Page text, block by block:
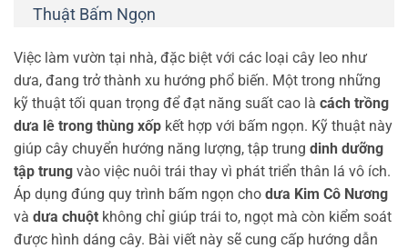
Thuật Bấm Ngọn
Việc làm vườn tại nhà, đặc biệt với các loại cây leo như
dưa, đang trở thành xu hướng phổ biến. Một trong những
kỹ thuật tối quan trọng để đạt năng suất cao là cách trồng
dưa lê trong thùng xốp kết hợp với bấm ngọn. Kỹ thuật này
giúp cây chuyển hướng năng lượng, tập trung dinh dưỡng
tập trung vào việc nuôi trái thay vì phát triển thân lá vô ích.
Áp dụng đúng quy trình bấm ngọn cho dưa Kim Cô Nương
và dưa chuột không chỉ giúp trái to, ngọt mà còn kiểm soát
được hình dáng cây. Bài viết này sẽ cung cấp hướng dẫn